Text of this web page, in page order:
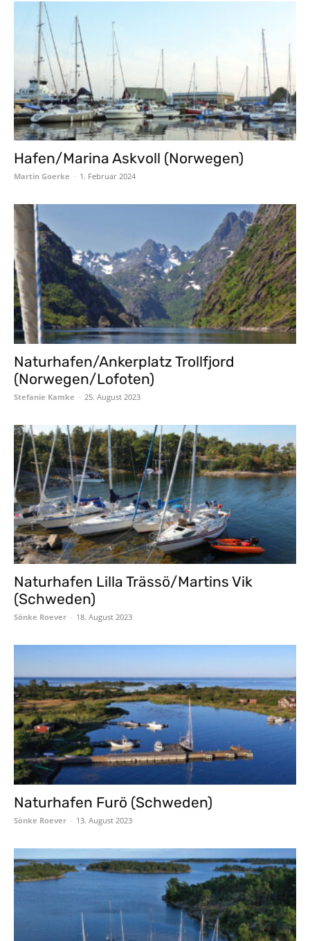
Hafen/Marina Askvoll (Norwegen)
Martin Goerke - 1. Februar 2024
Naturhafen/Ankerplatz Trollfjord
(Norwegen/Lofoten)
Stefanie Kamke - 25. August 2023
Naturhafen Lilla Trässö/Martins Vik
(Schweden)
Sönke Roever - 18. August 2023
Naturhafen Furö (Schweden)
Sönke Roever - 13. August 2023